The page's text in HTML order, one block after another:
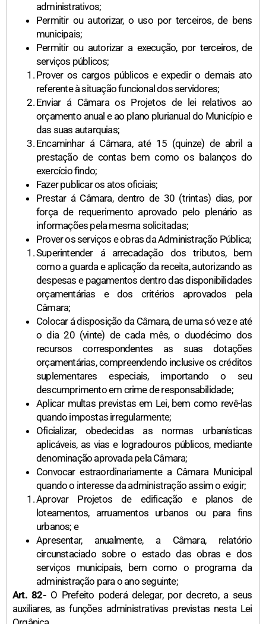
administrativos;
Permitir ou autorizar, o uso por terceiros, de bens
municipais;
Permitir ou autorizar a execução, por terceiros, de
serviços públicos;
Prover os cargos públicos e expedir o demais ato
referente à situação funcional dos servidores;
Enviar á Câmara os Projetos de lei relativos ao
orçamento anual e ao plano plurianual do Município e
das suas autarquias;
Encaminhar á Câmara, até 15 (quinze) de abril a
prestação de contas bem como os balanços do
exercício findo;
Fazer publicar os atos oficiais;
Prestar á Câmara, dentro de 30 (trintas) dias, por
força de requerimento aprovado pelo plenário as
informações pela mesma solicitadas;
Prover os serviços e obras da Administração Pública;
Superintender á arrecadação dos tributos, bem
como a guarda e aplicação da receita, autorizando as
despesas e pagamentos dentro das disponibilidades
orçamentárias e dos critérios aprovados pela
Câmara;
Colocar á disposição da Câmara, de uma só vez e até
o dia 20 (vinte) de cada mês, o duodécimo dos
recursos correspondentes as suas dotações
orçamentárias, compreendendo inclusive os créditos
suplementares especiais, importando o seu
descumprimento em crime de responsabilidade;
Aplicar multas previstas em Lei, bem como revê-las
quando impostas irregularmente;
Oficializar, obedecidas as normas urbanísticas
aplicáveis, as vias e logradouros públicos, mediante
denominação aprovada pela Câmara;
Convocar estraordinariamente a Câmara Municipal
quando o interesse da administração assim o exigir;
Aprovar Projetos de edificação e planos de
loteamentos, arruamentos urbanos ou para fins
urbanos; e
Apresentar, anualmente, a Câmara, relatório
circunstaciado sobre o estado das obras e dos
serviços municipais, bem como o programa da
administração para o ano seguinte;
Art. 82-O Prefeito poderá delegar, por decreto, a seus
auxiliares, as funções administrativas previstas nesta Lei